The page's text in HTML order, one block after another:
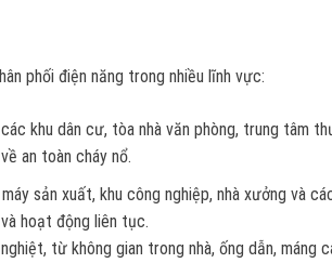
phối điện năng trong nhiều lĩnh vực:
khu dân cư, tòa nhà văn phòng, trung tâm
an toàn cháy nổ.
sản xuất, khu công nghiệp, nhà xưởng và
hoạt động liên tục.
từ không gian trong nhà, ống dẫn, máng